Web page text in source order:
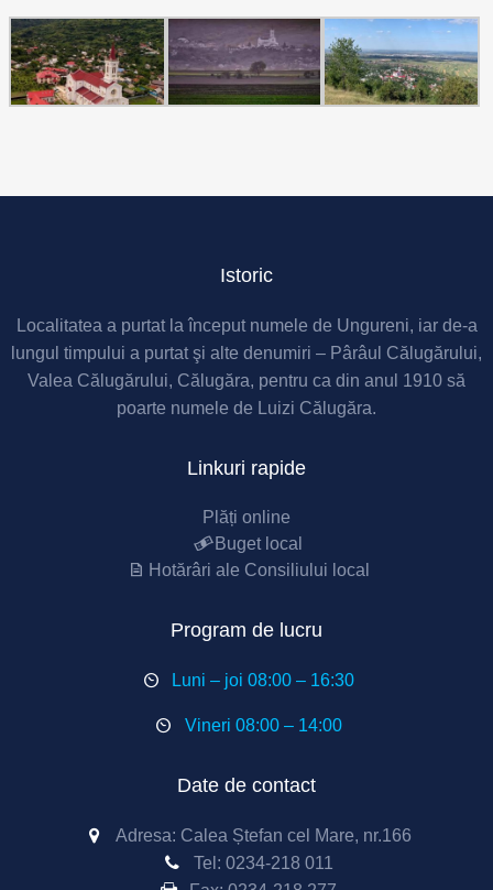
Istoric
Localitatea a purtat la început numele de Ungureni, iar de-a
lungul timpului a purtat şi alte denumiri – Pârâul Călugărului,
Valea Călugărului, Călugăra, pentru ca din anul 1910 să
poarte numele de Luizi Călugăra.
Linkuri rapide
Plăți online
Buget local
Hotărâri ale Consiliului local
Program de lucru
Luni – joi 08:00 – 16:30
Vineri 08:00 – 14:00
Date de contact
Adresa: Calea Ștefan cel Mare, nr.166
Tel: 0234-218 011